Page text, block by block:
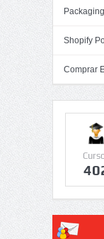
Shopify
Comprar